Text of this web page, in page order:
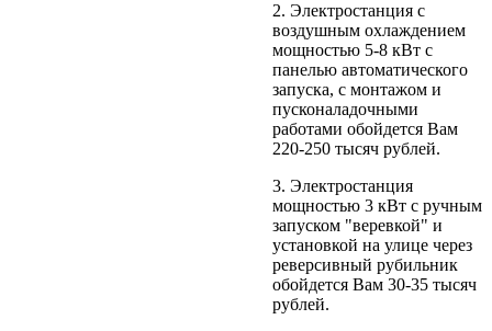
2. Электростанция с
воздушным охлаждением
мощностью 5-8 кВт с
панелью автоматического
запуска, с монтажом и
пусконаладочными
работами обойдется Вам
220-250 тысяч рублей.
3. Электростанция
мощностью 3 кВт с ручным
запуском "веревкой" и
установкой на улице через
реверсивный рубильник
обойдется Вам 30-35 тысяч
рублей.